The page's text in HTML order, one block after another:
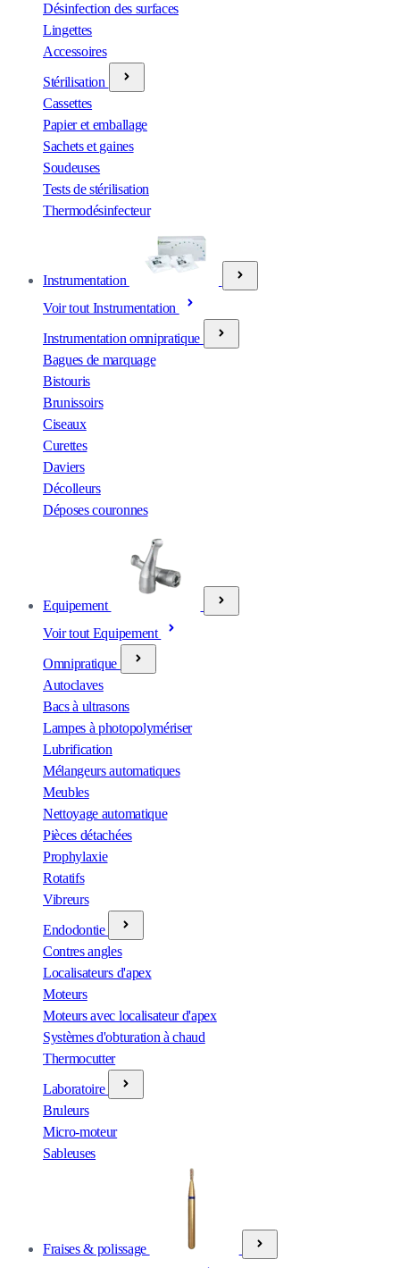
Désinfection des surfaces
Lingettes
Accessoires
Stérilisation
Cassettes
Papier et emballage
Sachets et gaines
Soudeuses
Tests de stérilisation
Thermodésinfecteur
Instrumentation
Voir tout Instrumentation
Instrumentation omnipratique
Bagues de marquage
Bistouris
Brunissoirs
Ciseaux
Curettes
Daviers
Décolleurs
Déposes couronnes
Equipement
Voir tout Equipement
Omnipratique
Autoclaves
Bacs à ultrasons
Lampes à photopolymériser
Lubrification
Mélangeurs automatiques
Meubles
Nettoyage automatique
Pièces détachées
Prophylaxie
Rotatifs
Vibreurs
Endodontie
Contres angles
Localisateurs d'apex
Moteurs
Moteurs avec localisateur d'apex
Systèmes d'obturation à chaud
Thermocutter
Laboratoire
Bruleurs
Micro-moteur
Sableuses
Fraises & polissage